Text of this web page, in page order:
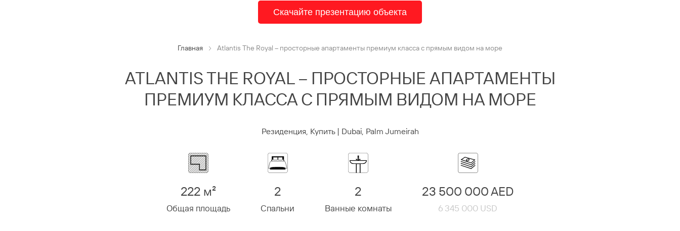
Скачайте презентацию объекта
Главная Atlantis The Royal – просторные апартаменты премиум класса с прямым видом на море
ATLANTIS THE ROYAL – ПРОСТОРНЫЕ АПАРТАМЕНТЫ
ПРЕМИУМ КЛАССА С ПРЯМЫМ ВИДОМ НА МОРЕ
Резиденция, Купить | Dubai, Palm Jumeirah
222 м²
Общая площадь
2
Спальни
2
Ванные комнаты
23 500 000 AED
6 345 000 USD